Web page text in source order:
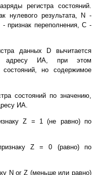
регистра состояний.
нулевого результата, N -
- признак переполнения, C -
данных D вычитается
адресу ИА, при этом
но содержимое
состояний по значению,
ИА.
Z = 1 (не равно) по
Z = 0 (равно) по
N or Z (меньше или равно)